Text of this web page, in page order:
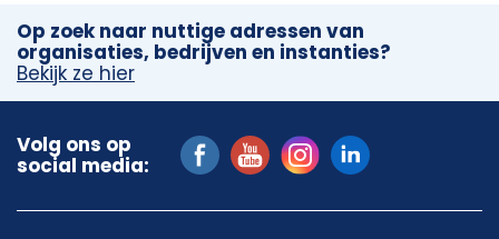
Op zoek naar nuttige adressen van
organisaties, bedrijven en instanties?
Bekijk ze hier
Volg ons op
social media: